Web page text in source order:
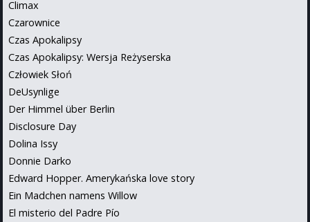
Climax
Czarownice
Czas Apokalipsy
Czas Apokalipsy: Wersja Reżyserska
Człowiek Słoń
DeUsynlige
Der Himmel über Berlin
Disclosure Day
Dolina Issy
Donnie Darko
Edward Hopper. Amerykańska love story
Ein Madchen namens Willow
El misterio del Padre Pío